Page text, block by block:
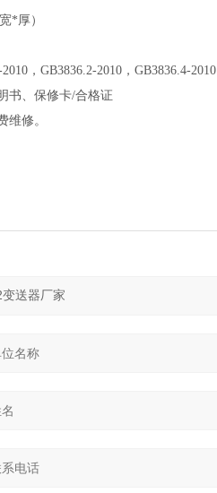
*厚）
，GB3836.2-2010，GB3836.4-2010
书、保修卡/合格证
维修。